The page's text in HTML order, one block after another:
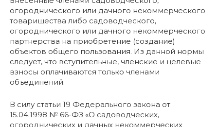
огороднического или дачного некоммерческого
товарищества либо садоводческого,
огороднического или дачного некоммерческого
партнерства на приобретение (создание)
объектов общего пользования. Из данной нормы
следует, что вступительные, членские и целевые
взносы оплачиваются только членами
объединений.
В силу статьи 19 Федерального закона от
15.04.1998 № 66-ФЗ «О садоводческих,
огороднических и дачных некоммерческих